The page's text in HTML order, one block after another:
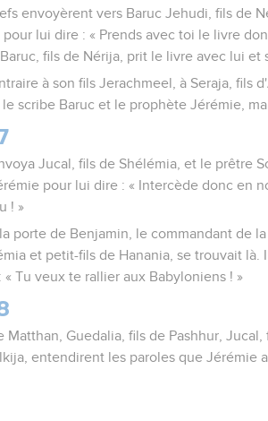
envoyèrent vers Baruc Jehudi, fils de
lui dire : « Prends avec toi le livre
fils de Nérija, prit le livre avec lui et
à son fils Jerachmeel, à Seraja, fils
scribe Baruc et le prophète Jérémie,
Jucal, fils de Shélémia, et le prêtre
pour lui dire : « Intercède donc en
! »
la porte de Benjamin, le commandant de
et petit-fils de Hanania, se trouvait là.
Tu veux te rallier aux Babyloniens ! »
Matthan, Guedalia, fils de Pashhur,
entendirent les paroles que Jérémie